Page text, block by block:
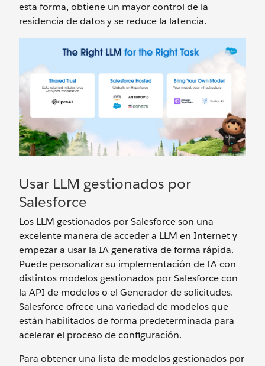
esta forma, obtiene un mayor control de la
residencia de datos y se reduce la latencia.
Usar LLM gestionados por
Salesforce
Los LLM gestionados por Salesforce son una
excelente manera de acceder a LLM en Internet y
empezar a usar la IA generativa de forma rápida.
Puede personalizar su implementación de IA con
distintos modelos gestionados por Salesforce con
la API de modelos o el Generador de solicitudes.
Salesforce ofrece una variedad de modelos que
están habilitados de forma predeterminada para
acelerar el proceso de configuración.
Para obtener una lista de modelos gestionados por